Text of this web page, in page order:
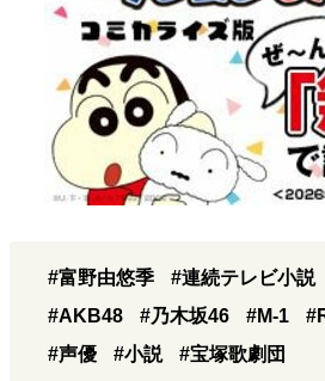
#富野由悠季 #連続テレビ小説
#AKB48
#乃木坂46 #M-1
#声優
#小説 #宝塚歌劇団